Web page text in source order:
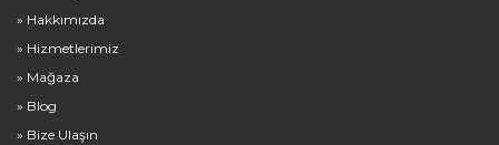
» Hakkımızda
» Hizmetlerimiz
» Mağaza
» Blog
» Bize Ulaşın